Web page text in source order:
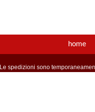
home
Le spedizioni sono